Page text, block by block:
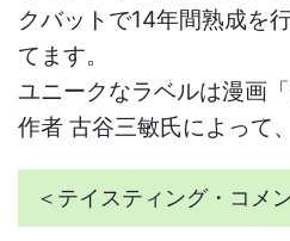
クバットで14年間熟成を
てます。
ユニークなラベルは漫画
作者 古谷三敏氏によって
＜テイスティング・コメ